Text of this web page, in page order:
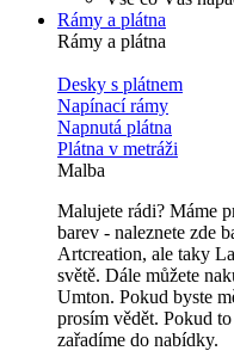
Rámy a plátna
Rámy a plátna
Desky s plátnem
Napínací rámy
Napnutá plátna
Plátna v metráži
Malba
Malujete rádi? Máme
barev - naleznete zde
Artcreation, ale taky
světě. Dále můžete
Umton. Pokud byste
prosím vědět. Pokud
zařadíme do nabídky.